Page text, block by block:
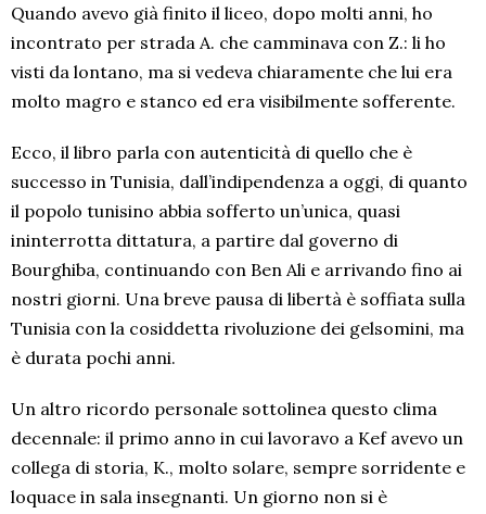
Quando avevo già finito il liceo, dopo molti anni, ho
incontrato per strada A. che camminava con Z.: li ho
visti da lontano, ma si vedeva chiaramente che lui era
molto magro e stanco ed era visibilmente sofferente.
Ecco, il libro parla con autenticità di quello che è
successo in Tunisia, dall’indipendenza a oggi, di quanto
il popolo tunisino abbia sofferto un’unica, quasi
ininterrotta dittatura, a partire dal governo di
Bourghiba, continuando con Ben Ali e arrivando fino ai
nostri giorni. Una breve pausa di libertà è soffiata sulla
Tunisia con la cosiddetta rivoluzione dei gelsomini, ma
è durata pochi anni.
Un altro ricordo personale sottolinea questo clima
decennale: il primo anno in cui lavoravo a Kef avevo un
collega di storia, K., molto solare, sempre sorridente e
loquace in sala insegnanti. Un giorno non si è